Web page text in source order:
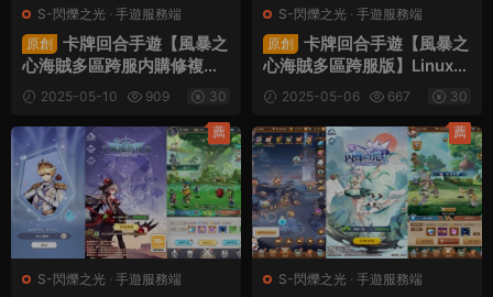
S-閃爍之光 · 手遊服務端
原創
卡牌回合手遊【風暴之
心海賊多區跨服内購修複
版】Linux手工服務端+CDK
授權後台+全物品ID+安卓蘋
果雙端+視頻架設教程
2025-05-10 909 30
S-閃爍之光 · 手遊服務端
原創
卡牌回合手遊【風暴之
心海賊多區跨服版】Linux手
工服務端+GM授權後台+全
物品ID+安卓蘋果雙端+視頻
架設教程
2025-05-06 667 30
S-閃爍之光 · 手遊服務端
薦
S-閃爍之光 · 手遊服務端
薦